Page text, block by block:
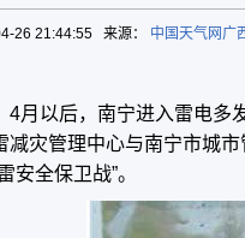
26 21:44:55 来源： 中国天气网广
4月以后，南宁进入雷电多
减灾管理中心与南宁市城
安全保卫战”。